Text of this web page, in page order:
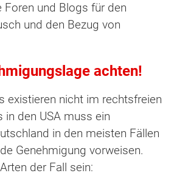
Foren und Blogs für den
und den Bezug von
achten!
existieren nicht im rechtsfreien
in den USA muss ein
in den meisten Fällen
Genehmigung vorweisen.
der Fall sein: